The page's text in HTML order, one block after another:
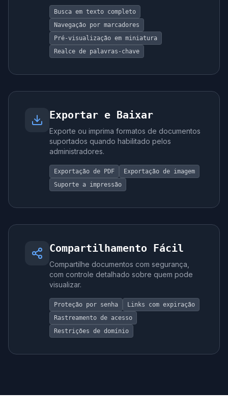
Busca em texto completo
Navegação por marcadores
Pré-visualização em miniatura
Realce de palavras-chave
Exportar e Baixar
Exporte ou imprima formatos de documentos
suportados quando habilitado pelos
administradores.
Exportação de PDF
Exportação de imagem
Suporte a impressão
Compartilhamento Fácil
Compartilhe documentos com segurança,
com controle detalhado sobre quem pode
visualizar.
Proteção por senha
Links com expiração
Rastreamento de acesso
Restrições de domínio